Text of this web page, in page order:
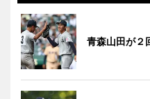
青森山田が